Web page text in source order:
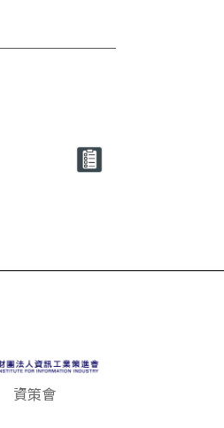
資策會